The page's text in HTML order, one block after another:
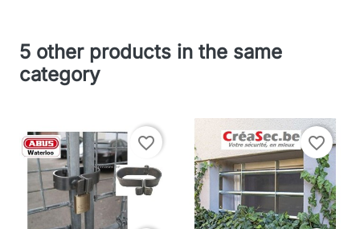
5 other products in the same
category
favorite_border favorite_border